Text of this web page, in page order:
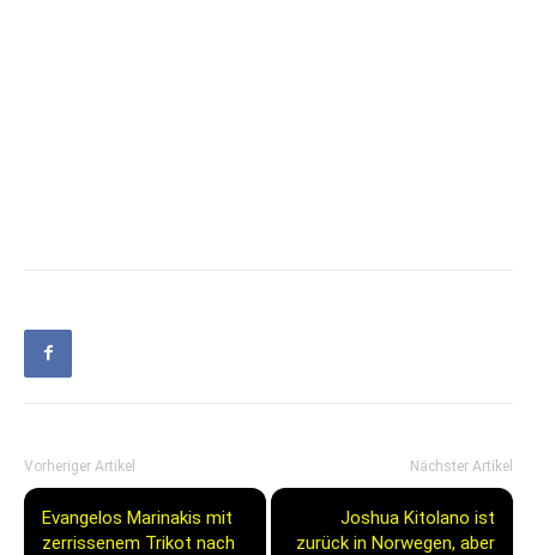
Vorheriger Artikel
Evangelos Marinakis mit
zerrissenem Trikot nach
Nächster Artikel
Joshua Kitolano ist
zurück in Norwegen, aber